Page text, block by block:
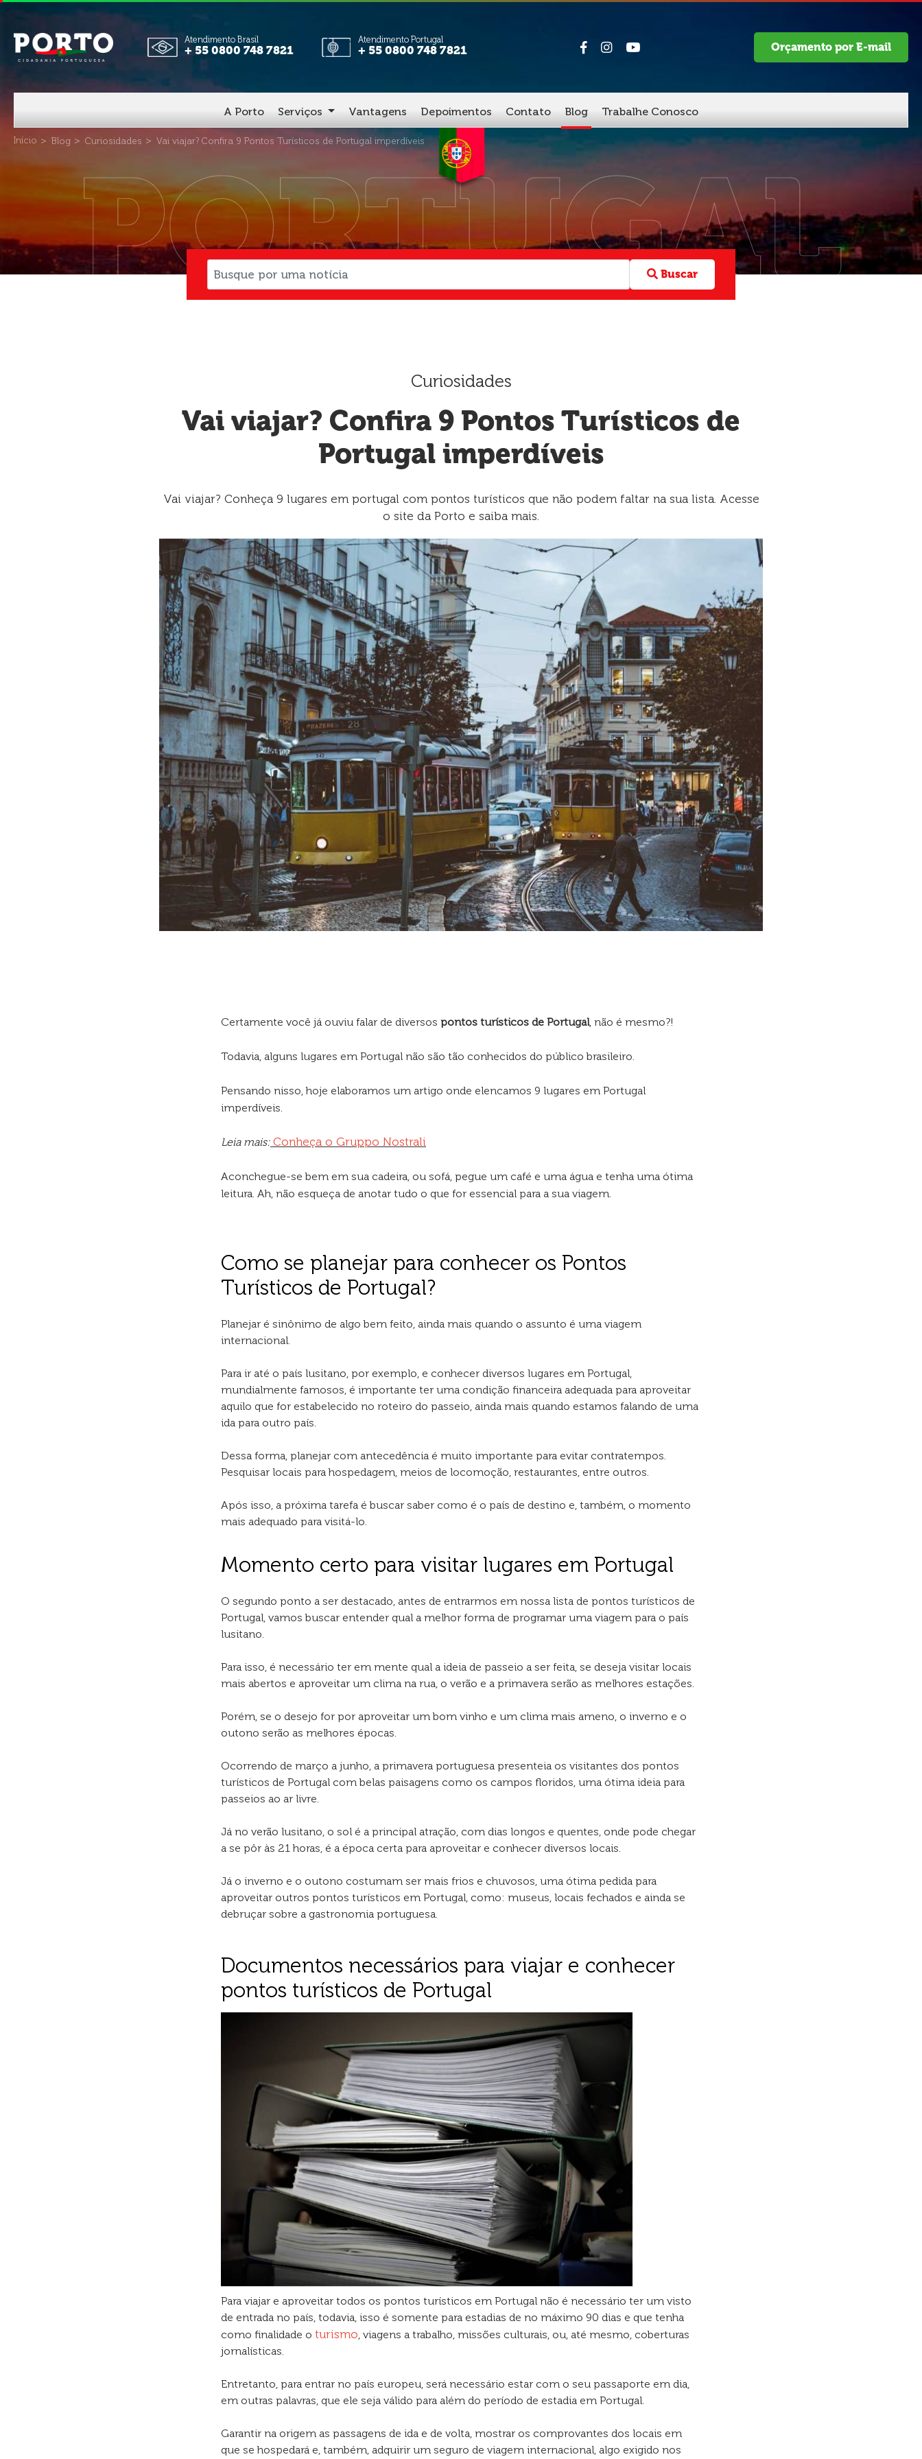
Atendimento Brasil
+ 55 0800 748 7821
Atendimento Portugal
+ 55 0800 748 7821 Orçamento por E-mail
A Porto Serviços Vantagens Depoimentos Contato Blog Trabalhe Conosco
Início Blog Curiosidades Vai viajar? Confira 9 Pontos Turísticos de Portugal imperdíveis
PORTUGAL
Buscar
Curiosidades
Vai viajar? Confira 9 Pontos Turísticos de
Portugal imperdíveis
Vai viajar? Conheça 9 lugares em portugal com pontos turísticos que não podem faltar na sua lista. Acesse
o site da Porto e saiba mais.
Certamente você já ouviu falar de diversos pontos turísticos de Portugal, não é mesmo?!
Todavia, alguns lugares em Portugal não são tão conhecidos do público brasileiro.
Pensando nisso, hoje elaboramos um artigo onde elencamos 9 lugares em Portugal
imperdíveis.
Leia mais: Conheça o Gruppo Nostrali
Aconchegue-se bem em sua cadeira, ou sofá, pegue um café e uma água e tenha uma ótima
leitura. Ah, não esqueça de anotar tudo o que for essencial para a sua viagem.
Como se planejar para conhecer os Pontos
Turísticos de Portugal?
Planejar é sinônimo de algo bem feito, ainda mais quando o assunto é uma viagem
internacional.
Para ir até o país lusitano, por exemplo, e conhecer diversos lugares em Portugal,
mundialmente famosos, é importante ter uma condição financeira adequada para aproveitar
aquilo que for estabelecido no roteiro do passeio, ainda mais quando estamos falando de uma
ida para outro país.
Dessa forma, planejar com antecedência é muito importante para evitar contratempos.
Pesquisar locais para hospedagem, meios de locomoção, restaurantes, entre outros.
Após isso, a próxima tarefa é buscar saber como é o país de destino e, também, o momento
mais adequado para visitá-lo.
Momento certo para visitar lugares em Portugal
O segundo ponto a ser destacado, antes de entrarmos em nossa lista de pontos turísticos de
Portugal, vamos buscar entender qual a melhor forma de programar uma viagem para o país
lusitano.
Para isso, é necessário ter em mente qual a ideia de passeio a ser feita, se deseja visitar locais
mais abertos e aproveitar um clima na rua, o verão e a primavera serão as melhores estações.
Porém, se o desejo for por aproveitar um bom vinho e um clima mais ameno, o inverno e o
outono serão as melhores épocas.
Ocorrendo de março a junho, a primavera portuguesa presenteia os visitantes dos pontos
turísticos de Portugal com belas paisagens como os campos floridos, uma ótima ideia para
passeios ao ar livre.
Já no verão lusitano, o sol é a principal atração, com dias longos e quentes, onde pode chegar
a se pôr às 21 horas, é a época certa para aproveitar e conhecer diversos locais.
Já o inverno e o outono costumam ser mais frios e chuvosos, uma ótima pedida para
aproveitar outros pontos turísticos em Portugal, como: museus, locais fechados e ainda se
debruçar sobre a gastronomia portuguesa.
Documentos necessários para viajar e conhecer
pontos turísticos de Portugal
Para viajar e aproveitar todos os pontos turísticos em Portugal não é necessário ter um visto
de entrada no país, todavia, isso é somente para estadias de no máximo 90 dias e que tenha
como finalidade o turismo, viagens a trabalho, missões culturais, ou, até mesmo, coberturas
jornalísticas.
Entretanto, para entrar no país europeu, será necessário estar com o seu passaporte em dia,
em outras palavras, que ele seja válido para além do período de estadia em Portugal.
Garantir na origem as passagens de ida e de volta, mostrar os comprovantes dos locais em
que se hospedará e, também, adquirir um seguro de viagem internacional, algo exigido nos